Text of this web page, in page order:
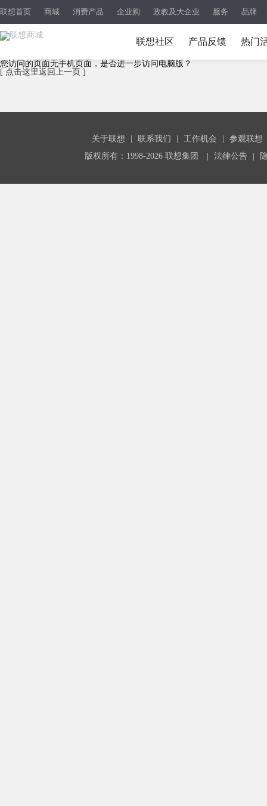
联想首页 商城 消费产品 企业购 政教及大企业 服务 品牌
联想社区 产品反馈 热门
您访问的页面无手机页面，是否进一步访问电脑版？
[ 点击这里返回上一页 ]
关于联想 联系我们 工作机会
参观联想
版权所有：1998-2026 联想集团
法律公告